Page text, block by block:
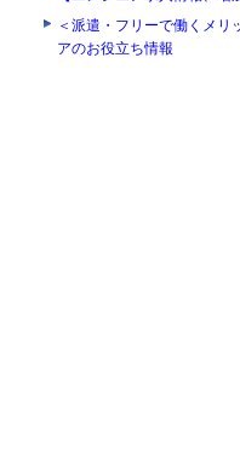
＜派遣・フリーで働くメリ
アのお役立ち情報